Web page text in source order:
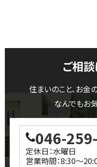
ご相
住まいのこと、お金
なんでもお
046-
定休日：水曜日
営業時間：8:30～